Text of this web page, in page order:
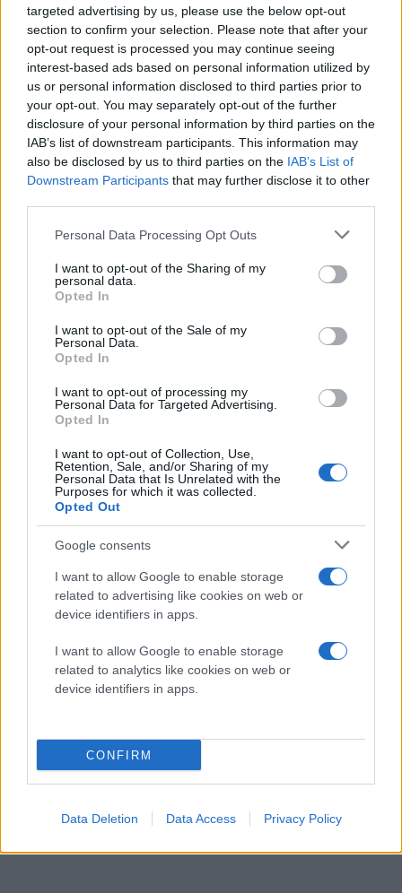
targeted advertising by us, please use the below opt-out
section to confirm your selection. Please note that after your
opt-out request is processed you may continue seeing
interest-based ads based on personal information utilized by
us or personal information disclosed to third parties prior to
your opt-out. You may separately opt-out of the further
disclosure of your personal information by third parties on the
IAB’s list of downstream participants. This information may
also be disclosed by us to third parties on the IAB’s List of
Downstream Participants that may further disclose it to other
Please note that this website/app uses one or more Google
not limited to your visit or usage behaviour. You may click to
grant or deny consent to Google and its third-party tags to
use your data for below specified purposes in below Google
consent section.
Personal Data Processing Opt Outs
I want to opt-out of the Sharing of my
personal data.
Opted In
I want to opt-out of the Sale of my
Personal Data.
Opted In
I want to opt-out of processing my
Personal Data for Targeted Advertising.
Opted In
I want to opt-out of Collection, Use,
Retention, Sale, and/or Sharing of my
Personal Data that Is Unrelated with the
Purposes for which it was collected.
Opted Out
Google consents
I want to allow Google to enable storage
related to advertising like cookies on web or
device identifiers in apps.
I want to allow Google to enable storage
related to analytics like cookies on web or
device identifiers in apps.
CONFIRM
Data Deletion Data Access Privacy Policy